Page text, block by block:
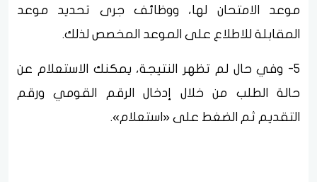
موعد الامتحان لها، ووظائف جرى تحديد موعد
المقابلة للاطلاع على الموعد المخصص لذلك.
5- وفي حال لم تظهر النتيجة، يمكنك الاستعلام عن
حالة الطلب من خلال إدخال الرقم القومي ورقم
التقديم ثم الضغط على «استعلام».